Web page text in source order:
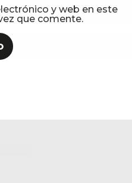
y web en este
que comente.